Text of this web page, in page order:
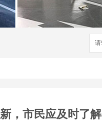
，市民应及时了解